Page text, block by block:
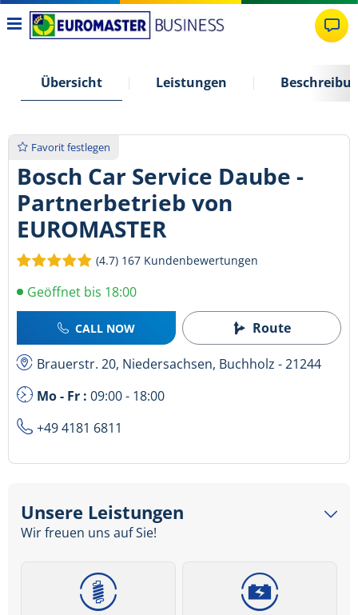
Übersicht Leistungen
Favorit festlegen
Bosch Car Service Daube -
Partnerbetrieb von
EUROMASTER
(4.7) 167 Kundenbewertungen
Geöffnet bis 18:00
CALL NOW Route
Brauerstr. 20, Niedersachsen, Buchholz - 21244
Mo - Fr : 09:00 - 18:00
+49 4181 6811
Unsere Leistungen
Wir freuen uns auf Sie!